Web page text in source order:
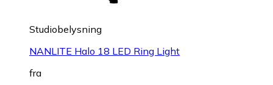
Studiobelysning
NANLITE Halo 18 LED Ring Light
fra